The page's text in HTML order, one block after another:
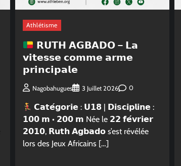
Athlétisme
𝗥𝗨𝗧𝗛 𝗔𝗚𝗕𝗔𝗗𝗢 – 𝗟𝗮
𝘃𝗶𝘁𝗲𝘀𝘀𝗲 𝗰𝗼𝗺𝗺𝗲 𝗮𝗿𝗺𝗲
𝗽𝗿𝗶𝗻𝗰𝗶𝗽𝗮𝗹𝗲
Nagobahugues 3 Juillet 2026 0
𝗖𝗮𝘁𝗲́𝗴𝗼𝗿𝗶𝗲 : 𝗨𝟭𝟴 | 𝗗𝗶𝘀𝗰𝗶𝗽𝗹𝗶𝗻𝗲 :
𝟭𝟬𝟬 𝗺 • 𝟮𝟬𝟬 𝗺 Née le 𝟮𝟮 𝗳𝗲́𝘃𝗿𝗶𝗲𝗿
𝟮𝟬𝟭𝟬, 𝗥𝘂𝘁𝗵 𝗔𝗴𝗯𝗮𝗱𝗼 s’est révélée
lors des Jeux Africains […]